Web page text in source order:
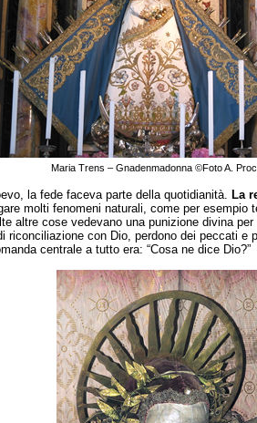
Maria Trens – Gnadenmadonna ©Foto A.
la fede faceva parte della quotidianità. La
molti fenomeni naturali, come per esempio
altre cose vedevano una punizione divina
riconciliazione con Dio, perdono dei peccati e
centrale a tutto era: “Cosa ne dice Dio?”